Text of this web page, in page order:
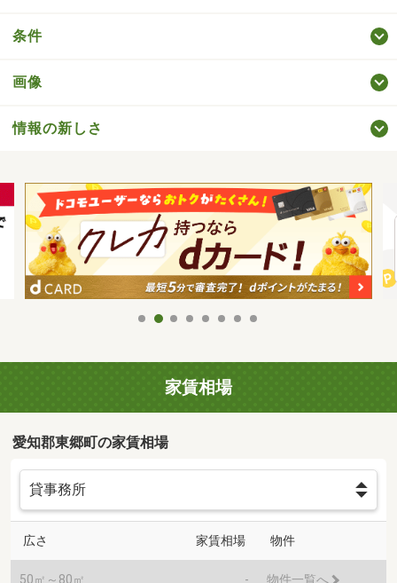
条件
画像
情報の新しさ
家賃相場
愛知郡東郷町の家賃相場
広さ 家賃相場 物件
50㎡～80㎡ - 物件一覧へ